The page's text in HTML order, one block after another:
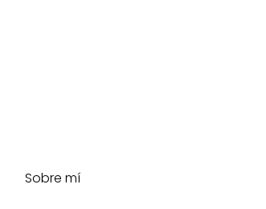
Sobre mí